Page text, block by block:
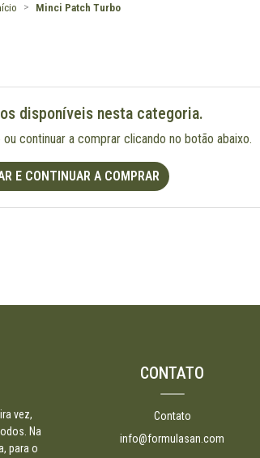
Minci Patch Turbo
disponíveis nesta categoria.
continuar a comprar clicando no botão abaixo.
E CONTINUAR A COMPRAR
vez,
Na
para o
CONTATO
Contato
info@formulasan.com